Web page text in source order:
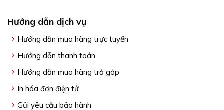
Hướng dẫn dịch vụ
Hướng dẫn mua hàng trực tuyến
Hướng dẫn thanh toán
Hướng dẫn mua hàng trả góp
In hóa đơn điện tử
Gửi yêu cầu bảo hành